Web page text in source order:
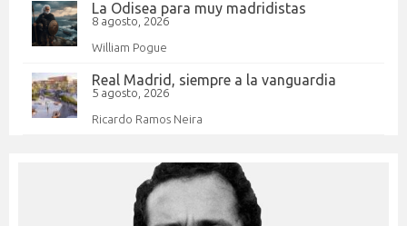
La Odisea para muy madridistas
8 agosto, 2026
William Pogue
Real Madrid, siempre a la vanguardia
5 agosto, 2026
Ricardo Ramos Neira